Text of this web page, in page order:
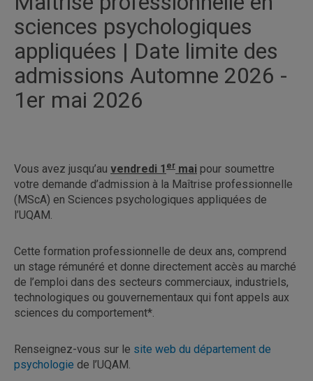
sciences psychologiques
appliquées | Date limite des
admissions Automne 2026 -
1er mai 2026
Vous avez jusqu’au vendredi 1 er mai pour soumettre
votre demande d’admission à la Maîtrise professionnelle
(MScA) en Sciences psychologiques appliquées de
l’UQAM.
Cette formation professionnelle de deux ans, comprend
un stage rémunéré et donne directement accès au marché
de l’emploi dans des secteurs commerciaux, industriels,
technologiques ou gouvernementaux qui font appels aux
sciences du comportement*.
Renseignez-vous sur le site web du département de
psychologie de l’UQAM.